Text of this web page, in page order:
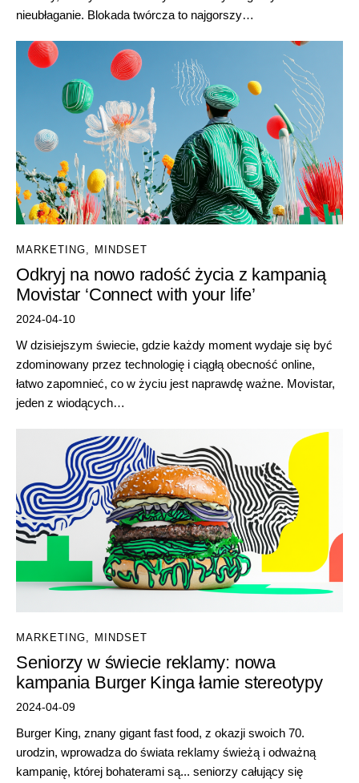
nieubłaganie. Blokada twórcza to najgorszy…
MARKETING MINDSET
Odkryj na nowo radość życia z kampanią
Movistar ‘Connect with your life’
2024-04-10
W dzisiejszym świecie, gdzie każdy moment wydaje się być
zdominowany przez technologię i ciągłą obecność online,
łatwo zapomnieć, co w życiu jest naprawdę ważne. Movistar,
jeden z wiodących…
MARKETING MINDSET
Seniorzy w świecie reklamy: nowa
kampania Burger Kinga łamie stereotypy
2024-04-09
Burger King, znany gigant fast food, z okazji swoich 70.
urodzin, wprowadza do świata reklamy świeżą i odważną
kampanię, której bohaterami są... seniorzy całujący się